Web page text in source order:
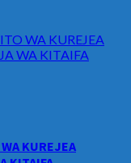
WA KUREJEA
WA KITAIFA
KUREJEA